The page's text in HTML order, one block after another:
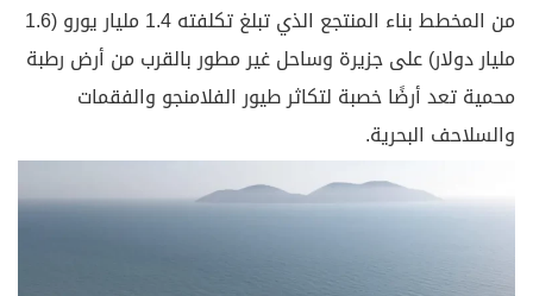
من المخطط بناء المنتجع الذي تبلغ تكلفته 1.4 مليار يورو (1.6
مليار دولار) على جزيرة وساحل غير مطور بالقرب من أرض رطبة
محمية تعد أرضًا خصبة لتكاثر طيور الفلامنجو والفقمات
والسلاحف البحرية.